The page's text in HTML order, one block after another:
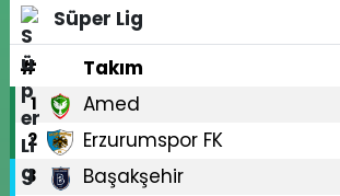
Süper Lig
#
Takım
1 Amed
2 Erzurumspor FK
3 Başakşehir